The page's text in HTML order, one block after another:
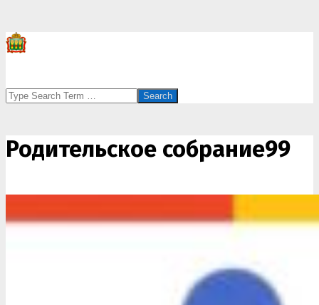
Search
Родительское собрание99